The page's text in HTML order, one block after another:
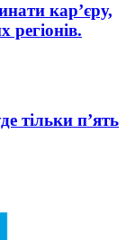
кар’єру,
регіонів.
тільки п’ять